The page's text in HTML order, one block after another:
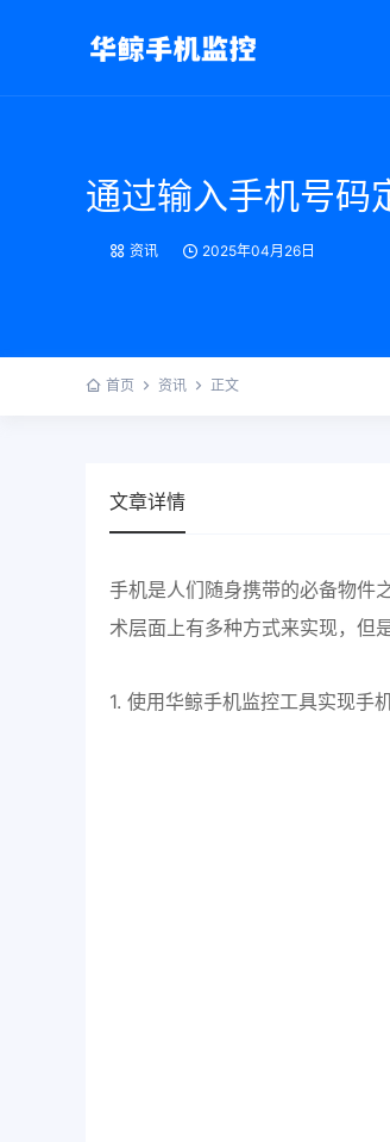
通过输入手机号码
资讯 2025年04月26日
首页 资讯 正文
文章详情
手机是人们随身携带的必备物件
术层面上有多种方式来实现，但
1. 使用华鲸手机监控工具实现手